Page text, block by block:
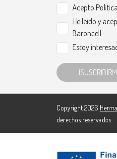
Acepto
He leído y
Baroncell.
Estoy
Copyright 2026
derechos reservados.